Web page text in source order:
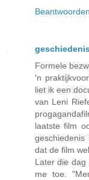
Beantwoorden
Formele
'n
liet ik een
van Leni
laatste film
dat de film
Later die dag
me toe.